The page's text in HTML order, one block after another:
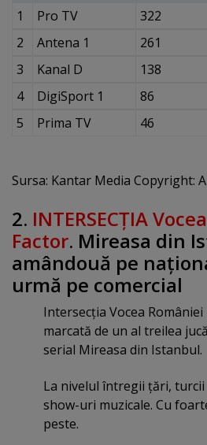
1 Pro TV 322
2
Antena 1 261
3
Kanal D 138
4
DigiSport 1 86
5
Prima TV 46
Sursa: Kantar Media Copyright:
2. INTERSECŢIA
Factor. Mireasa din
amândouă pe
urmă pe comercial
Intersecţia Vocea
marcată de un al treilea
serial Mireasa din Istanbul.
La nivelul întregii ţări,
show-uri muzicale. Cu
peste.